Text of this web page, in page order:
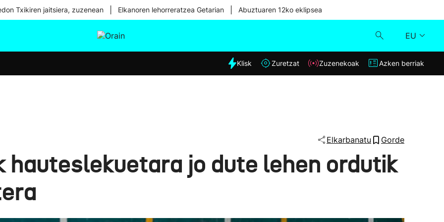
Txikiren jaitsiera, zuzenean Elkanoren lehorreratzea Getarian Abuztuaren 12ko eklipsea
EU
Eguraldia
Klisk
Azken berriak
Klisk Zuretzat Zuzenekoak Azken berriak
Elkarbanatu Gorde
hauteslekuetara jo dute lehen ordutik